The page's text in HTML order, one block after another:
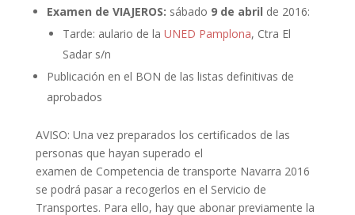
Examen de VIAJEROS: sábado 9 de abril de 2016:
Tarde: aulario de la UNED Pamplona, Ctra El
Sadar s/n
Publicación en el BON de las listas definitivas de
aprobados
AVISO: Una vez preparados los certificados de las
personas que hayan superado el
examen de Competencia de transporte Navarra 2016
se podrá pasar a recogerlos en el Servicio de
Transportes. Para ello, hay que abonar previamente la